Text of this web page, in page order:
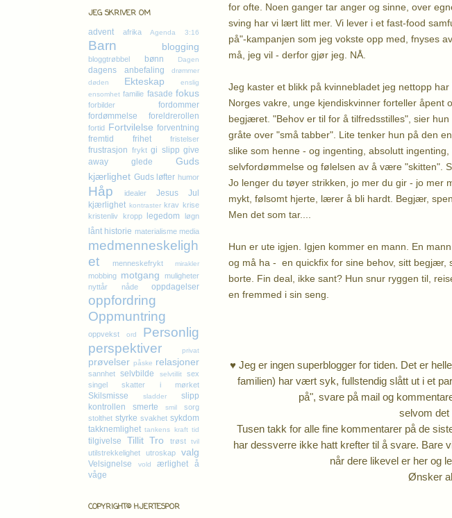
for ofte. Noen ganger tar anger og sinne, over
sving har vi lært litt mer. Vi lever i et fast-food
på"-kampanjen som jeg vokste opp med, fnyses
må, jeg vil - derfor gjør jeg. NÅ.
Jeg kaster et blikk på kvinnebladet jeg nettopp
Norges vakre, unge kjendiskvinner forteller åpent
begjæret. "Behov er til for å tilfredsstilles", sier
gråte over "små tabber". Lite tenker hun på den
slike som henne - og ingenting, absolutt
selvfordømmelse og følelsen av å være "skitten".
Jo lenger du tøyer strikken, jo mer du gir - jo mer
mykt, følsomt hjerte, lærer å bli hardt. Begjær,
Men det som tar....
Hun er ute igjen. Igjen kommer en mann. En
og må ha - en quickfix for sine behov, sitt begjær,
borte. Fin deal, ikke sant? Hun snur ryggen til,
en fremmed i sin seng.
♥ Jeg er ingen superblogger for tiden. Det er
familien) har vært syk, fullstendig slått ut i et
på", svare på mail og
selvom det
Tusen takk for alle fine kommentarer på de
har dessverre ikke hatt krefter til å svare. Bare
når dere likevel er her og
Ønsker
JEG SKRIVER OM
advent afrika Agenda 3:16
Barn blogging
bloggtrøbbel bønn Dagen
dagens anbefaling
drømmer
døden
Ekteskap
enslig
ensomhet familie fasade fokus
forbilder
fordommer
fordømmelse
foreldrerollen
fortid Fortvilelse forventning
fremtid
frihet fristelser
frustrasjon frykt gi slipp give
away
glede
Guds
kjærlighet Guds løfter humor
Håp idealer Jesus
Jul
kjærlighet kontraster krav krise
kristenliv kropp legedom løgn
lånt historie materialisme media
medmenneskeligh
et
menneskefrykt mirakler
mobbing motgang
muligheter
nyttår
nåde oppdagelser
oppfordring
Oppmuntring
oppvekst ord
Personlig
perspektiver
privat
prøvelser påske relasjoner
sannhet selvbilde selvtillit
sex
singel
skatter i mørket
Skilsmisse sladder
slipp
kontrollen
smerte smil
sorg
stolthet styrke svakhet sykdom
takknemlighet tankens kraft tid
tilgivelse Tillit Tro trøst tvil
utilstrekkelighet utroskap valg
Velsignelse vold ærlighet
å
våge
COPYRIGHT© HJERTESPOR